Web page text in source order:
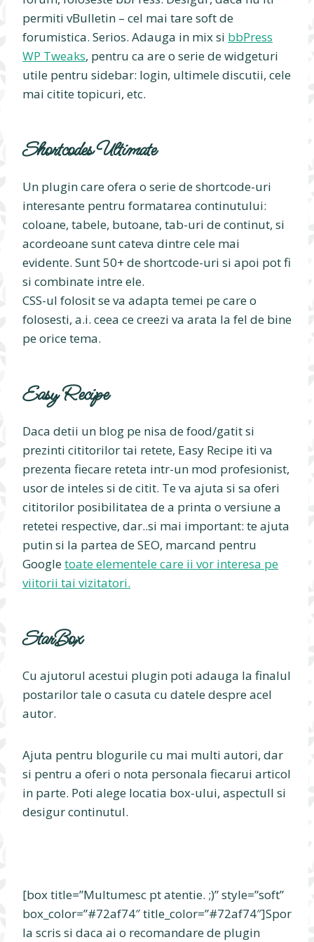
permiti vBulletin – cel mai tare soft de
forumistica. Serios. Adauga in mix si bbPress
WP Tweaks, pentru ca are o serie de widgeturi
utile pentru sidebar: login, ultimele discutii, cele
mai citite topicuri, etc.
Shortcodes Ultimate
Un plugin care ofera o serie de shortcode-uri
interesante pentru formatarea continutului:
coloane, tabele, butoane, tab-uri de continut, si
acordeoane sunt cateva dintre cele mai
evidente. Sunt 50+ de shortcode-uri si apoi pot fi
si combinate intre ele.
CSS-ul folosit se va adapta temei pe care o
folosesti, a.i. ceea ce creezi va arata la fel de bine
pe orice tema.
Easy Recipe
Daca detii un blog pe nisa de food/gatit si
prezinti cititorilor tai retete, Easy Recipe iti va
prezenta fiecare reteta intr-un mod profesionist,
usor de inteles si de citit. Te va ajuta si sa oferi
cititorilor posibilitatea de a printa o versiune a
retetei respective, dar..si mai important: te ajuta
putin si la partea de SEO, marcand pentru
Googletoate elementele care ii vor interesa pe
viitorii tai vizitatori.
StarBox
Cu ajutorul acestui plugin poti adauga la finalul
postarilor tale o casuta cu datele despre acel
autor.
Ajuta pentru blogurile cu mai multi autori, dar
si pentru a oferi o nota personala fiecarui articol
in parte. Poti alege locatia box-ului, aspectull si
desigur continutul.
[box title=”Multumesc pt atentie. ;)” style=”soft”
box_color=”#72af74″ title_color=”#72af74″]Spor
la scris si daca ai o recomandare de plugin